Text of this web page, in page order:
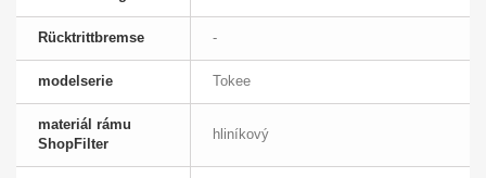
Rücktrittbremse -
modelserie Tokee
materiál rámu
ShopFilter
hliníkový